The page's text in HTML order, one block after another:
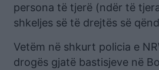
persona të tjerë (ndër të
shkeljes së të drejtës së
Vetëm në shkurt policia e
drogës gjatë bastisjeve në